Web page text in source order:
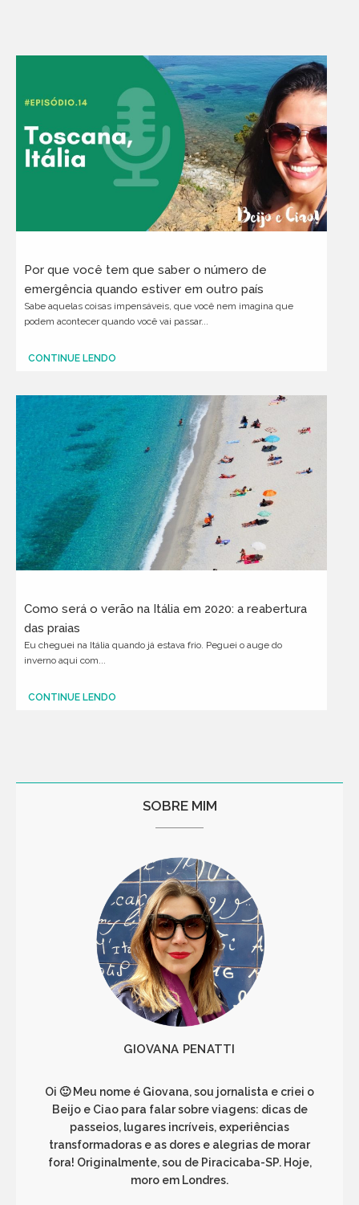
Por que você tem que saber o número de
emergência quando estiver em outro país
Sabe aquelas coisas impensáveis, que você nem imagina que
podem acontecer quando você vai passar...
CONTINUE LENDO
Como será o verão na Itália em 2020: a reabertura
das praias
Eu cheguei na Itália quando já estava frio. Peguei o auge do
inverno aqui com...
CONTINUE LENDO
SOBRE MIM
GIOVANA PENATTI
Oi 🙂 Meu nome é Giovana, sou jornalista e criei o
Beijo e Ciao para falar sobre viagens: dicas de
passeios, lugares incríveis, experiências
transformadoras e as dores e alegrias de morar
fora! Originalmente, sou de Piracicaba-SP. Hoje,
moro em Londres.